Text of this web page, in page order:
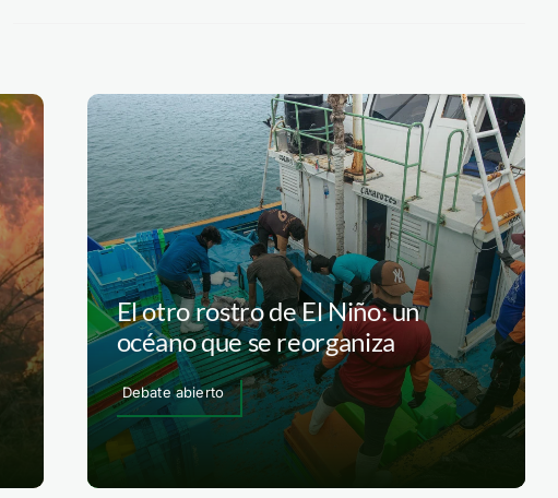
El otro rostro de El Niño: un
océano que se reorganiza
Debate abierto